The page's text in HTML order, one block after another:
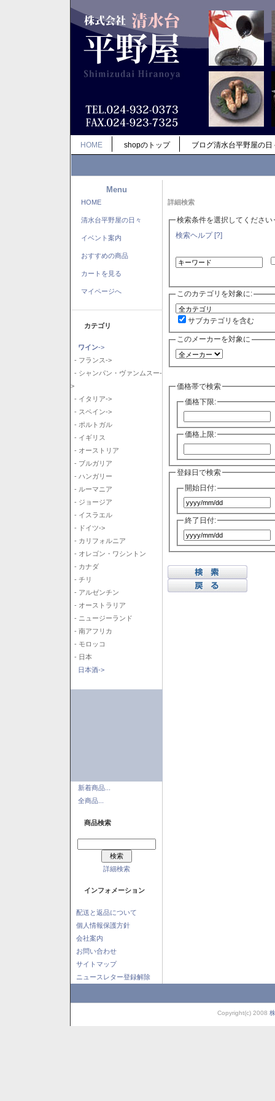
HOME shopのトップ ブログ清水台平野屋の日
Menu
HOME
清水台平野屋の日々
イベント案内
おすすめの商品
カートを見る
マイページへ
カテゴリ
ワイン->
- フランス->
- シャンパン・ヴァンムスー-
>
- イタリア->
- スペイン->
- ポルトガル
- イギリス
- オーストリア
- ブルガリア
- ハンガリー
- ルーマニア
- ジョージア
- イスラエル
- ドイツ->
- カリフォルニア
- オレゴン・ワシントン
- カナダ
- チリ
- アルゼンチン
- オーストラリア
- ニュージーランド
- 南アフリカ
- モロッコ
- 日本
日本酒->
新着商品...
全商品...
商品検索
詳細検索
インフォメーション
配送と返品について
個人情報保護方針
会社案内
お問い合わせ
サイトマップ
ニュースレター登録解除
詳細検索
検索条件を選択してください
検索ヘルプ [?]
このカテゴリを対象に:
サブカテゴリを含む
このメーカーを対象に
価格帯で検索
価格下限:
価格上限:
登録日で検索
開始日付:
終了日付:
Copyright(c) 2008